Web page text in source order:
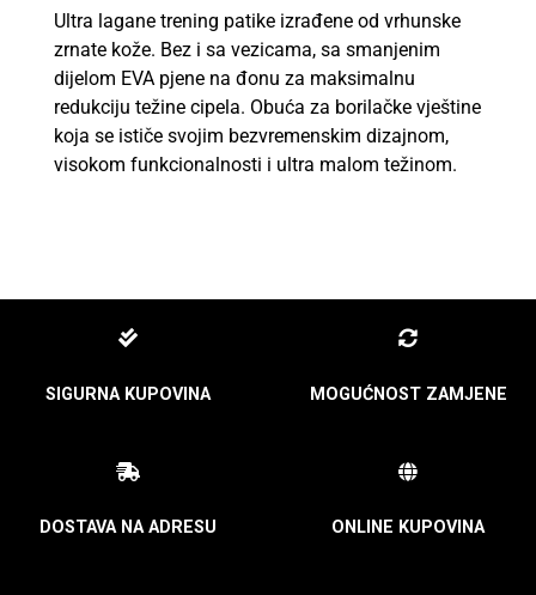
Ultra lagane trening patike izrađene od vrhunske
zrnate kože. Bez i sa vezicama, sa smanjenim
dijelom EVA pjene na đonu za maksimalnu
redukciju težine cipela. Obuća za borilačke vještine
koja se ističe svojim bezvremenskim dizajnom,
visokom funkcionalnosti i ultra malom težinom.
SIGURNA KUPOVINA MOGUĆNOST ZAMJENE
DOSTAVA NA ADRESU ONLINE KUPOVINA